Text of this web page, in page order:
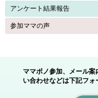
アンケート結果報告
参加ママの声
ママボノ参加、メール
い合わせなどは下記フォ